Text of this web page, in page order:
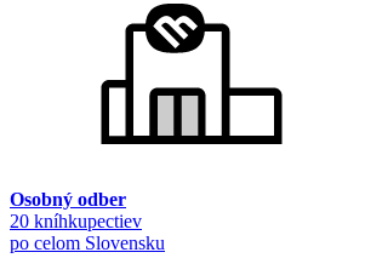
Osobný odber
20 kníhkupectiev
po celom Slovensku